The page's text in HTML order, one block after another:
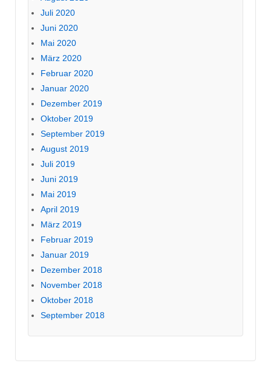
Juli 2020
Juni 2020
Mai 2020
März 2020
Februar 2020
Januar 2020
Dezember 2019
Oktober 2019
September 2019
August 2019
Juli 2019
Juni 2019
Mai 2019
April 2019
März 2019
Februar 2019
Januar 2019
Dezember 2018
November 2018
Oktober 2018
September 2018